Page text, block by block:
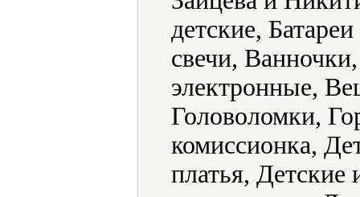
детские,
свечи,
электронные,
Головоломки,
комиссионка,
платья,